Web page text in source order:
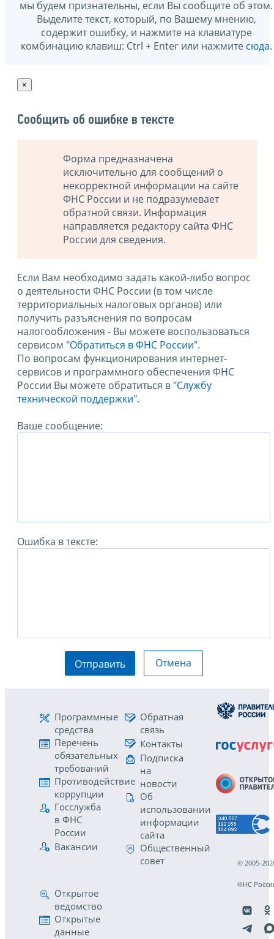
мы будем признательны, если Вы сообщите об этом.
Выделите текст, который, по Вашему мнению,
содержит ошибку, и нажмите на клавиатуре
комбинацию клавиш: Ctrl + Enter или нажмите сюда.
×
Сообщить об ошибке в тексте
Форма предназначена
исключительно для сообщений о
некорректной информации на сайте
ФНС России и не подразумевает
обратной связи. Информация
направляется редактору сайта ФНС
России для сведения.
Если Вам необходимо задать какой-либо вопрос
о деятельности ФНС России (в том числе
территориальных налоговых органов) или
получить разъяснения по вопросам
налогообложения - Вы можете воспользоваться
сервисом "Обратиться в ФНС России".
По вопросам функционирования интернет-
сервисов и программного обеспечения ФНС
России Вы можете обратиться в "Службу
технической поддержки".
Ваше сообщение:
Ошибка в тексте:
Отправить Отмена
Программные
средства
Перечень
обязательных
требований
Противодействие
коррупции
Госслужба
в ФНС
России
Вакансии
Обратная
связь
Контакты
Подписка
на
новости
Об
использовании
информации
сайта
Общественный
совет
Открытое
ведомство
Открытые
данные
© 2005-
ФНС